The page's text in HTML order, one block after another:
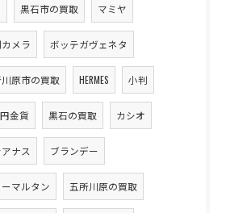
黒石市の買取 マミヤ
メラ ボッテガヴェネタ
原市の買取 HERMES 小判
金貨 黒石の買取 カシオ
ナス ブランデー
ーマルタン 五所川原の買取